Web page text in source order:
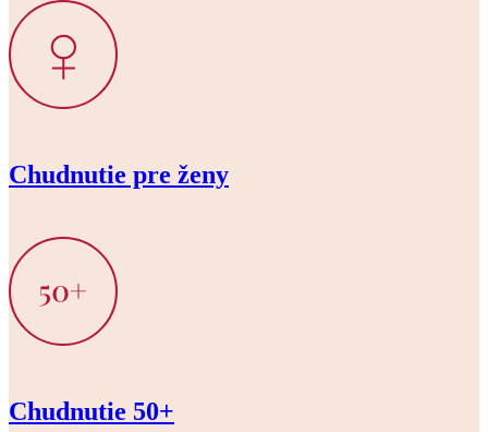
Chudnutie pre ženy
Chudnutie 50+